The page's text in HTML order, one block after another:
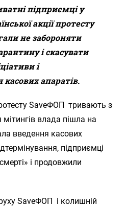
підприємці у
акції протесту
не забороняти
і скасувати
і
касових апаратів.
SaveФОП тривають з
влада пішла на
введення касових
підприємці
і продовжили
SaveФОП і колишній